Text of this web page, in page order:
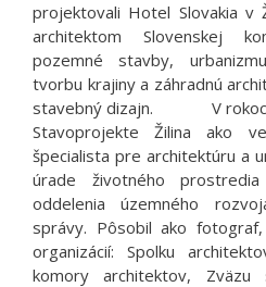
projektovali Hotel Slovakia v
architektom Slovenskej
pozemné stavby,
tvorbu krajiny a záhradnú
stavebný dizajn. V rokoch
Stavoprojekte Žilina ako
špecialista pre architektúru a
úrade životného
oddelenia územného
správy. Pôsobil ako
organizácií: Spolku
komory architektov, Zväzu